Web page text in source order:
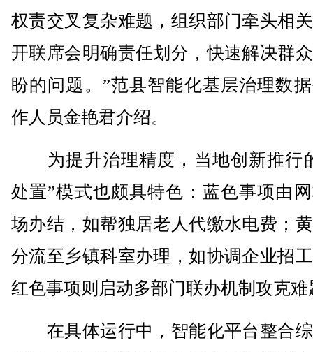
权责交叉复杂难题，组织部门牵头相
开联席会明确责任划分，快速解决群
盼的问题。”范县智能化基层治理数
作人员金艳君介绍。
为提升治理精度，当地创新推行
处置”模式也颇具特色：蓝色事项由
场办结，如帮独居老人代缴水电费；
分流至乡镇科室办理，如协调企业招
红色事项则启动多部门联办机制攻克难
在具体运行中，智能化平台整合